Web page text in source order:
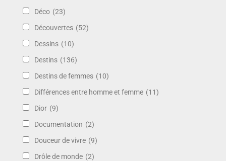
Déco (23)
Découvertes (52)
Dessins (10)
Destins (136)
Destins de femmes (10)
Différences entre homme et femme (11)
Dior (9)
Documentation (2)
Douceur de vivre (9)
Drôle de monde (2)